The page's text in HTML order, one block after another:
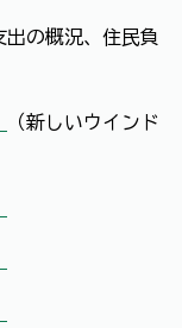
の概況、住民負
（新しいウインド